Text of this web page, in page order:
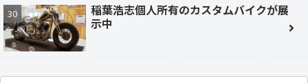
稲葉浩志個人所有のカスタムバイクが展
示中